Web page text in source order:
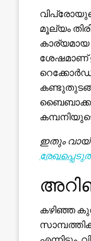
മൂല്യം
ശേഷമാണ്
ഇതും
കഴിഞ്ഞ